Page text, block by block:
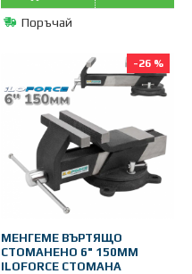
Поръчай
-26 %
МЕНГЕМЕ ВЪРТЯЩО
СТОМАНЕНО 6" 150ММ
ILOFORCE СТОМАНА